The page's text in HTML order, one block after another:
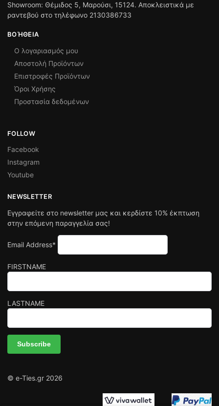
Showroom: Θέμιδος 5, Μαρούσι, 15124. Αποκλειστικά με
ραντεβού στο τηλέφωνο 2130386733
ΒΟΉΘΕΙΑ
Ο λογαριασμός μου
Αποστολή Προϊόντων
Επιστροφές Προϊόντων
Όροι Χρήσης
Προστασία δεδομένων
FOLLOW
Facebook
Instagram
Youtube
NEWSLETTER
Εγγραφείτε στο newsletter μας και κερδίστε 10% έκπτωση
στην επόμενη παραγγελία σας!
Email Address*
FIRSTNAME
LASTNAME
© e-Ties.gr 2026